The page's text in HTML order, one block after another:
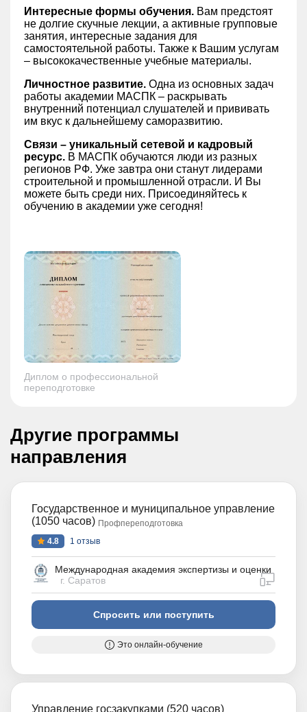
Интересные формы обучения. Вам предстоят
не долгие скучные лекции, а активные групповые
занятия, интересные задания для
самостоятельной работы. Также к Вашим услугам
– высококачественные учебные материалы.
Личностное развитие. Одна из основных задач
работы академии МАСПК – раскрывать
внутренний потенциал слушателей и прививать
им вкус к дальнейшему саморазвитию.
Связи – уникальный сетевой и кадровый
ресурс. В МАСПК обучаются люди из разных
регионов РФ. Уже завтра они станут лидерами
строительной и промышленной отрасли. И Вы
можете быть среди них. Присоединяйтесь к
обучению в академии уже сегодня!
Диплом о профессиональной
переподготовке
Другие программы
направления
Государственное и муниципальное управление
(1050 часов) Профпереподготовка
4.8
1 отзыв
Международная академия экспертизы и оценки
г. Саратов
Спросить или поступить
Это онлайн-обучение
Управление госзакупками (520 часов)